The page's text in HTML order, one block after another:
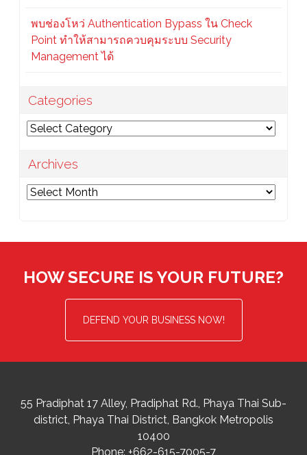
พบช่องโหว่ Authentication Bypass ใน Check
Point ทำให้สามารถควบคุมระบบ Security
Management ได้
Categories
Categories
Archives
Archives
HOW SECURE IS YOUR FUTURE?
DEFEND YOUR BUSINESS NOW!
55 Pradiphat 17 Alley, Pradiphat Rd., Phaya Thai Sub-
district Phaya Thai District, Bangkok Metropolis
10400
Phone: +662-615-7005-7